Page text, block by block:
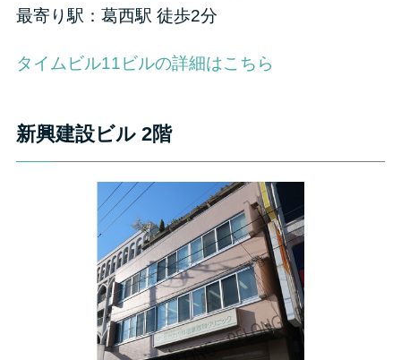
最寄り駅：葛西駅 徒歩2分
タイムビル11ビルの詳細はこちら
新興建設ビル 2階